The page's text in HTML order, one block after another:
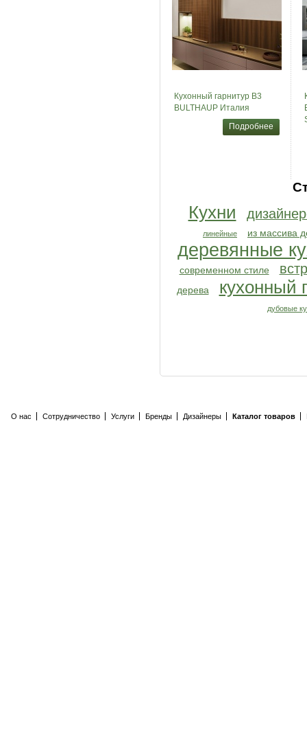
Кухонный гарнитур B3
BULTHAUP Италия
Подробнее
Кухни
линейные из массива
деревянные
современном стиле
дерева кухонный
дубовые
О нас Сотрудничество Услуги Бренды Дизайнеры Каталог товаров